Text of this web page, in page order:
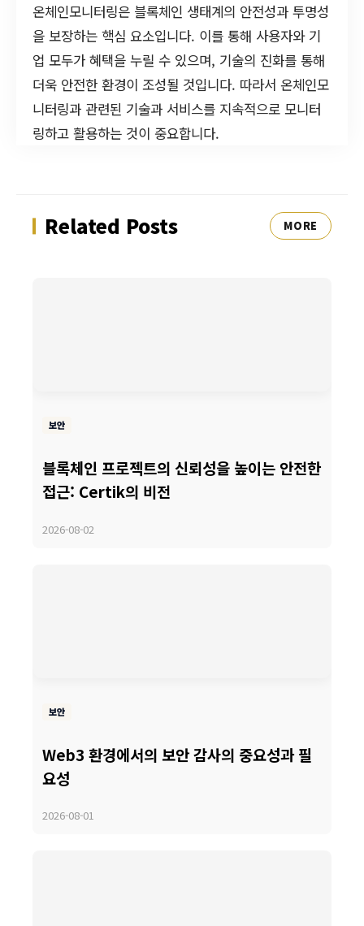
온체인모니터링은 블록체인 생태계의 안전성과 투명성
을 보장하는 핵심 요소입니다. 이를 통해 사용자와 기
업 모두가 혜택을 누릴 수 있으며, 기술의 진화를 통해
더욱 안전한 환경이 조성될 것입니다. 따라서 온체인모
니터링과 관련된 기술과 서비스를 지속적으로 모니터
링하고 활용하는 것이 중요합니다.
Related Posts MORE
보안
블록체인 프로젝트의 신뢰성을 높이는 안전한
접근: Certik의 비전
2026-08-02
보안
Web3 환경에서의 보안 감사의 중요성과 필
요성
2026-08-01